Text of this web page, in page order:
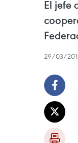
El jefe
29/03/